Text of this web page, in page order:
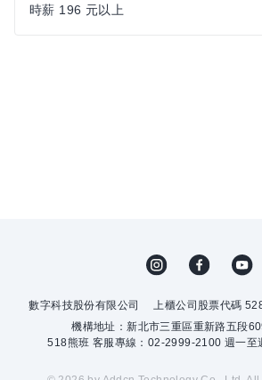
時薪 196 元以上
數字科技股份有限公司 上櫃公司股票代碼
機構地址：新北市三重區重新路五段
518熊班 客服專線：02-2999-2100 週一至